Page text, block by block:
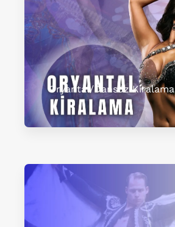
Oryantal/Dansöz Kiralama